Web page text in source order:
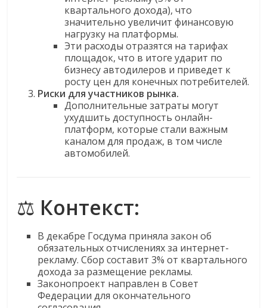
квартального дохода), что
значительно увеличит финансовую
нагрузку на платформы.
Эти расходы отразятся на тарифах
площадок, что в итоге ударит по
бизнесу автодилеров и приведет к
росту цен для конечных потребителей.
Риски для участников рынка.
Дополнительные затраты могут
ухудшить доступность онлайн-
платформ, которые стали важным
каналом для продаж, в том числе
автомобилей.
⚖️ Контекст:
В декабре Госдума приняла закон об
обязательных отчислениях за интернет-
рекламу. Сбор составит 3% от квартального
дохода за размещение рекламы.
Законопроект направлен в Совет
Федерации для окончательного